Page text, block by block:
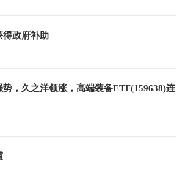
得政府补助
，久之洋领涨，高端装备ETF(159638)连